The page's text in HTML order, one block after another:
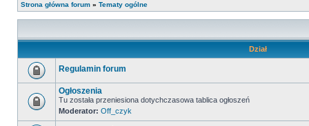
Strona główna forum » Tematy ogólne
Dział
Regulamin forum
Ogłoszenia
Tu została przeniesiona dotychczasowa tablica ogłoszeń
Moderator: Off_czyk